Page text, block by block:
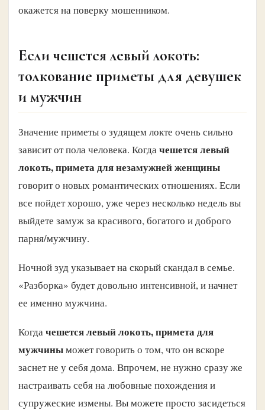
окажется на поверку мошенником.
Если чешется левый локоть:
толкование приметы для девушек
и мужчин
Значение приметы о зудящем локте очень сильно
зависит от пола человека. Когдачешется левый
локоть, примета для незамужней женщины
говорит о новых романтических отношениях. Если
все пойдет хорошо, уже через несколько недель вы
выйдете замуж за красивого, богатого и доброго
парня/мужчину.
Ночной зуд указывает на скорый скандал в семье.
«Разборка» будет довольно интенсивной, и начнет
ее именно мужчина.
Когдачешется левый локоть, примета для
мужчиныможет говорить о том, что он вскоре
заснет не у себя дома. Впрочем, не нужно сразу же
настраивать себя на любовные похождения и
супружеские измены. Вы можете просто засидеться